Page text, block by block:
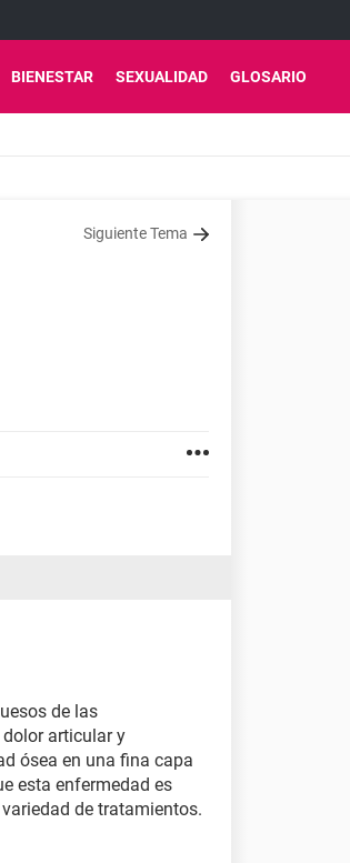
BIENESTAR SEXUALIDAD GLOSARIO
Siguiente Tema
de las
articular y
ósea en una fina capa
esta enfermedad es
de tratamientos.